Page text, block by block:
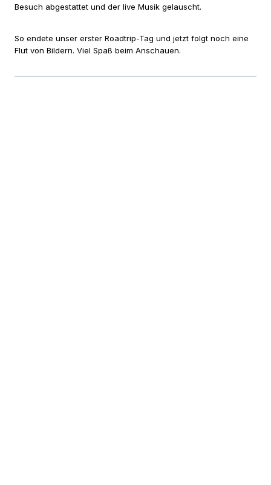
Besuch abgestattet und der live Musik gelauscht.
So endete unser erster Roadtrip-Tag und jetzt folgt noch eine
Flut von Bildern. Viel Spaß beim Anschauen.